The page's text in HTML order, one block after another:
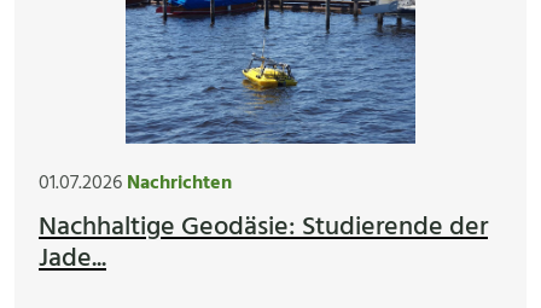
01.07.2026Nachrichten
Nachhaltige Geodäsie: Studierende der
Jade...